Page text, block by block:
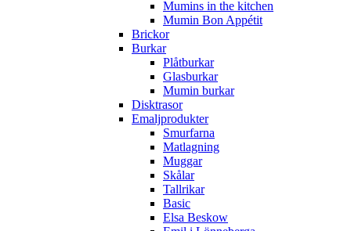
Mumins in the kitchen
Mumin Bon Appétit
Brickor
Burkar
Plåtburkar
Glasburkar
Mumin burkar
Disktrasor
Emaljprodukter
Smurfarna
Matlagning
Muggar
Skålar
Tallrikar
Basic
Elsa Beskow